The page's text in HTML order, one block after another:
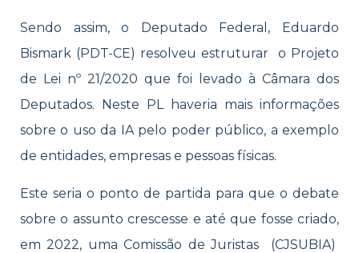
Sendo assim, o Deputado Federal, Eduardo
Bismark (PDT-CE) resolveu estruturar o Projeto
de Lei nº 21/2020 que foi levado à Câmara dos
Deputados. Neste PL haveria mais informações
sobre o uso da IA pelo poder público, a exemplo
de entidades, empresas e pessoas físicas.
Este seria o ponto de partida para que o debate
sobre o assunto crescesse e até que fosse criado,
em 2022, uma Comissão de Juristas (CJSUBIA)